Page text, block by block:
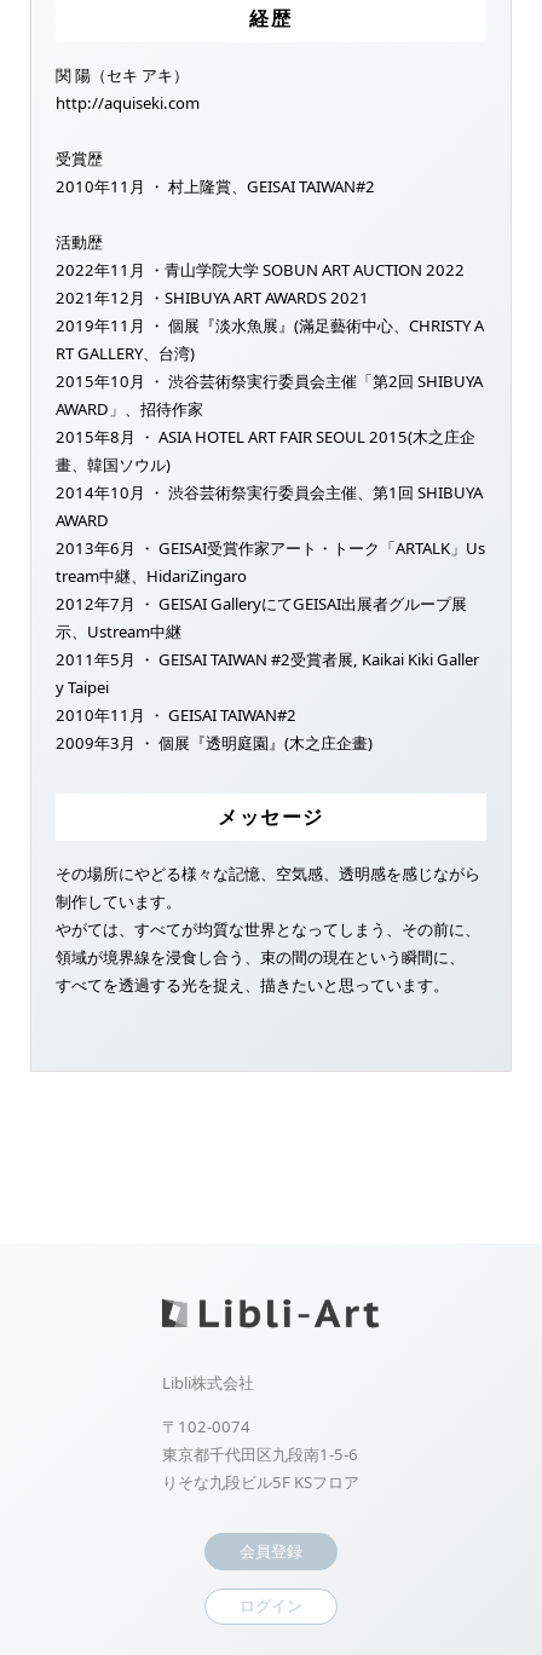
経歴
関 陽（セキ アキ）
http://aquiseki.com
受賞歴
2010年11月 ・ 村上隆賞、GEISAI TAIWAN#2
活動歴
2022年11月 ・青山学院大学 SOBUN ART AUCTION 2022
2021年12月 ・SHIBUYA ART AWARDS 2021
2019年11月 ・ 個展『淡水魚展』(滿足藝術中心、CHRISTY A
RT GALLERY、台湾)
2015年10月 ・ 渋谷芸術祭実行委員会主催「第2回 SHIBUYA
AWARD」、招待作家
2015年8月 ・ ASIA HOTEL ART FAIR SEOUL 2015(木之庄企
畫、韓国ソウル)
2014年10月 ・ 渋谷芸術祭実行委員会主催、第1回 SHIBUYA
AWARD
2013年6月 ・ GEISAI受賞作家アート・トーク「ARTALK」Us
tream中継、HidariZingaro
2012年7月 ・ GEISAI GalleryにてGEISAI出展者グループ展
示、Ustream中継
2011年5月 ・ GEISAI TAIWAN #2受賞者展, Kaikai Kiki Galler
y Taipei
2010年11月 ・ GEISAI TAIWAN#2
2009年3月 ・ 個展『透明庭園』(木之庄企畫)
メッセージ
その場所にやどる様々な記憶、空気感、透明感を感じながら
制作しています。
やがては、すべてが均質な世界となってしまう、その前に、
領域が境界線を浸食し合う、束の間の現在という瞬間に、
すべてを透過する光を捉え、描きたいと思っています。
Libli株式会社
〒102-0074
東京都千代田区九段南1-5-6
りそな九段ビル5F KSフロア
会員登録
ログイン